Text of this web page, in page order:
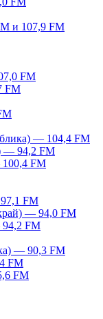
и 107,9 FM
FM
FM
— 104,4 FM
— 94,2 FM
FM
FM
— 94,0 FM
94,2 FM
— 90,3 FM
FM
FM